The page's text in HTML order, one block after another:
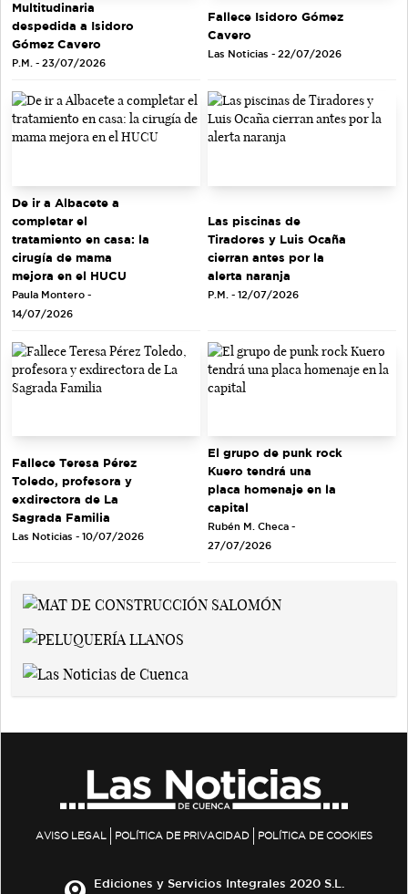
Multitudinaria
despedida a Isidoro
Gómez Cavero
P.M. - 23/07/2026
Fallece Isidoro Gómez
Cavero
Las Noticias - 22/07/2026
De ir a Albacete a
completar el
tratamiento en casa: la
cirugía de mama
mejora en el HUCU
Paula Montero -
14/07/2026
Las piscinas de
Tiradores y Luis Ocaña
cierran antes por la
alerta naranja
P.M. - 12/07/2026
Fallece Teresa Pérez
Toledo, profesora y
exdirectora de La
Sagrada Familia
Las Noticias - 10/07/2026
El grupo de punk rock
Kuero tendrá una
placa homenaje en la
capital
Rubén M. Checa -
27/07/2026
AVISO LEGAL POLÍTICA DE PRIVACIDAD POLÍTICA DE COOKIES
Ediciones y Servicios Integrales 2020 S.L.